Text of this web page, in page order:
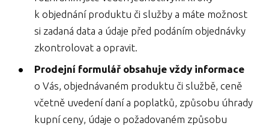
k objednání produktu či služby a máte možnost
si zadaná data a údaje před podáním objednávky
zkontrolovat a opravit.
Prodejní formulář obsahuje vždy informace
o Vás, objednávaném produktu či službě, ceně
včetně uvedení daní a poplatků, způsobu úhrady
kupní ceny, údaje o požadovaném způsobu